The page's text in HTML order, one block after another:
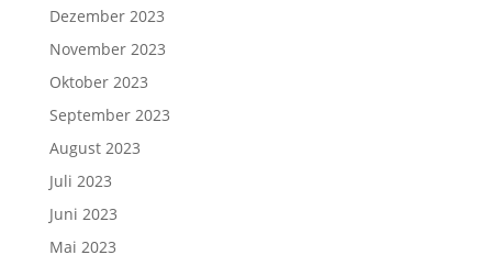
Dezember 2023
November 2023
Oktober 2023
September 2023
August 2023
Juli 2023
Juni 2023
Mai 2023